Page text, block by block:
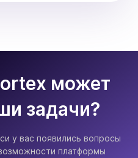
может
задачи?
у вас появились вопросы
платформы